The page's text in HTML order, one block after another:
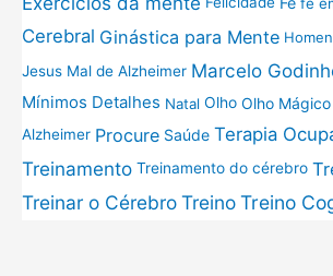
Cerebral Ginástica para Mente
Jesus Mal de Alzheimer Marcelo
Mínimos Detalhes Natal Olho Olho Mágico
Alzheimer Procure Saúde Terapia
Treinamento Treinamento do cérebro
Treinar o CérebroTreinoTreino